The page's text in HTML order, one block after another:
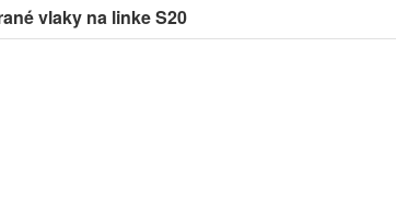
vlaky na linke S20